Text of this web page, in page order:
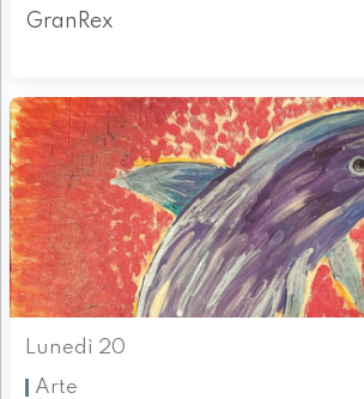
GranRex
Lunedì 20
Arte